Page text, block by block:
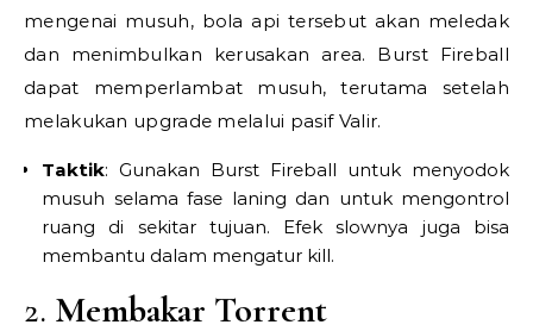
mengenai musuh, bola api tersebut akan meledak
dan menimbulkan kerusakan area. Burst Fireball
dapat memperlambat musuh, terutama setelah
melakukan upgrade melalui pasif Valir.
Taktik: Gunakan Burst Fireball untuk menyodok
musuh selama fase laning dan untuk mengontrol
ruang di sekitar tujuan. Efek slownya juga bisa
membantu dalam mengatur kill.
2. Membakar Torrent